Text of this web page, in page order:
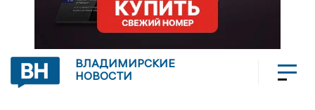
ВЛАДИМИРСКИЕ
НОВОСТИ